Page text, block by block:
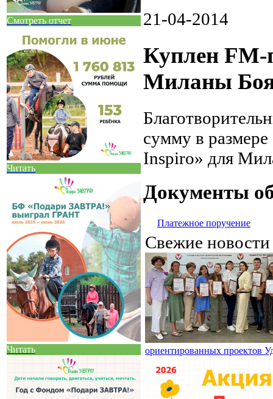
Смотреть отчет
Читать
Читать
21-04-2014
Куплен FM-
Миланы
сумму в
Inspiro» для
Документы
Платежное поручение
Свежие
ориентированных проектов